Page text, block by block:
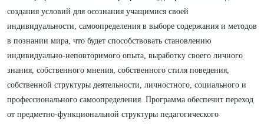
создания условий для осознания учащимися своей
индивидуальности, самоопределения в выборе содержания и методов
в познании мира, что будет способствовать становлению
индивидуально-неповторимого опыта, выработку своего личного
знания, собственного мнения, собственного стиля поведения,
собственной структуры деятельности, личностного, социального и
профессионального самоопределения. Программа обеспечит переход
от предметно-функциональной структуры педагогического